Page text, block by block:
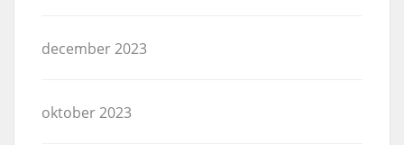
december 2023
oktober 2023